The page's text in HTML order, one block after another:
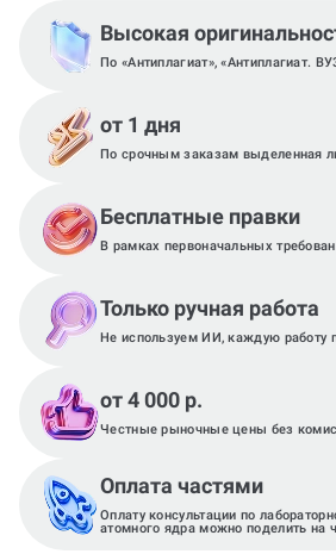
Высокая
По «Антиплагиат», «Антиплагиат.
от 1 дня
По срочным заказам выделенная
Бесплатные правки
В рамках первоначальных
Только ручная работа
Не используем ИИ, каждую работу
от 4 000 р.
Честные рыночные цены без
Оплата частями
Оплату консультации по
атомного ядра можно поделить на